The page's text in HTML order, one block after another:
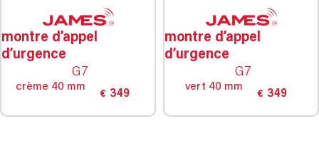
montre d’appel
d’urgence
G7
crème 40 mm
€ 349
montre d’appel
d’urgence
G7
vert 40 mm
€ 349